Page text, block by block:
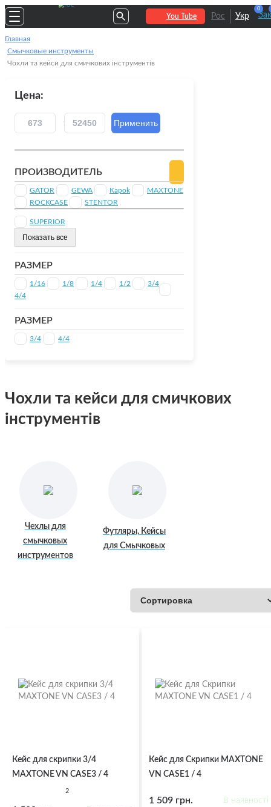
You Tube Рос Укр
0
Главная
Смычковые инструменты
Чохли та кейси для смичкових інструментів
Цена:
ПРОИЗВОДИТЕЛЬ
GATOR GEWA Kapok
MAXTONE
ROCKCASE
STENTOR
SUPERIOR
Показать все
РАЗМЕР
1/16 1/8 1/4 1/2
3/4
4/4
РАЗМЕР
3/4 4/4
Чохли та кейси для смичкових
інструментів
Чехлы для
смычковых
инструментов
Футляры, Кейсы
для Смычковых
2
Кейс для скрипки 3/4
MAXTONE VN CASE3 / 4
Кейс для Скрипки MAXTONE
VN CASE1 / 4
1 509 грн. В наявності